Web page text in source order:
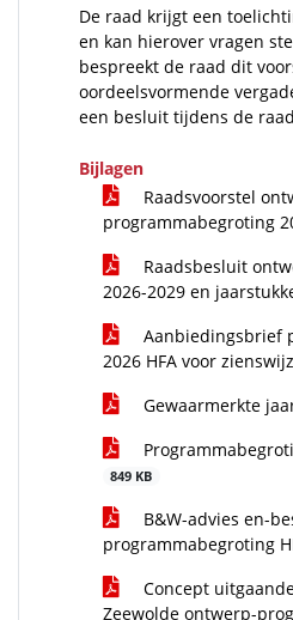
De raad krijgt een
en kan hierover vragen
bespreekt de raad dit
oordeelsvormende
een besluit tijdens de
Bijlagen
Raadsvoorstel
programmabegroting
Raadsbesluit
2026-2029 en
Aanbiedingsbrief
2026 HFA voor
Gewaarmerkte
849 KB
B&W-advies en-
programmabegroting
Concept
Zeewolde ontwerp-